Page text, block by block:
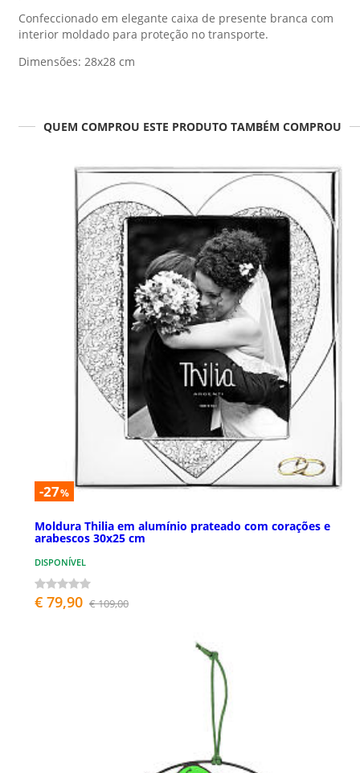
Confeccionado em elegante caixa de presente branca com
interior moldado para proteção no transporte.
Dimensões: 28x28 cm
QUEM COMPROU ESTE PRODUTO TAMBÉM COMPROU
-27%
Moldura Thilia em alumínio prateado com corações e
arabescos 30x25 cm
DISPONÍVEL
€ 79,90 € 109,00